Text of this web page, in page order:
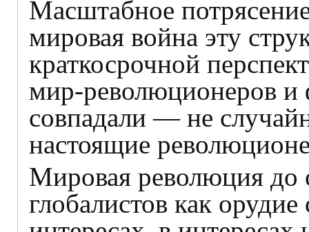
Масштабное
мировая война эту
краткосрочной
мир-революционеров и
совпадали — не
настоящие
Мировая революция до
глобалистов как